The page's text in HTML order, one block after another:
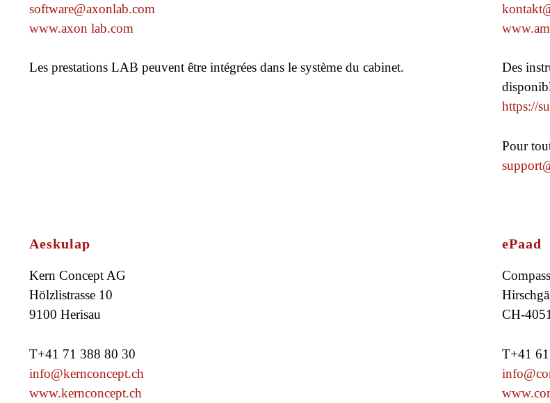
software@axonlab.com
www.axon lab.com
Les prestations LAB peuvent être intégrées dans le système du cabinet.
Des
https://
Pour
Aeskulap
Kern Concept AG
Hölzlistrasse 10
9100 Herisau
T+41 71 388 80 30
info@kernconcept.ch
www.kernconcept.ch
ePaad
CH-
T+41